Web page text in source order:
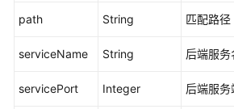
网
-
path String 匹配路径
serviceName String 后端服务
servicePort Integer 后端服务